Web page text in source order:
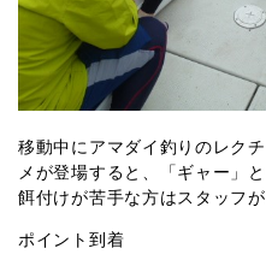
移動中にアマダイ釣りのレク
メが登場すると、「ギャー」
餌付けが苦手な方はスタッフ
ポイント到着